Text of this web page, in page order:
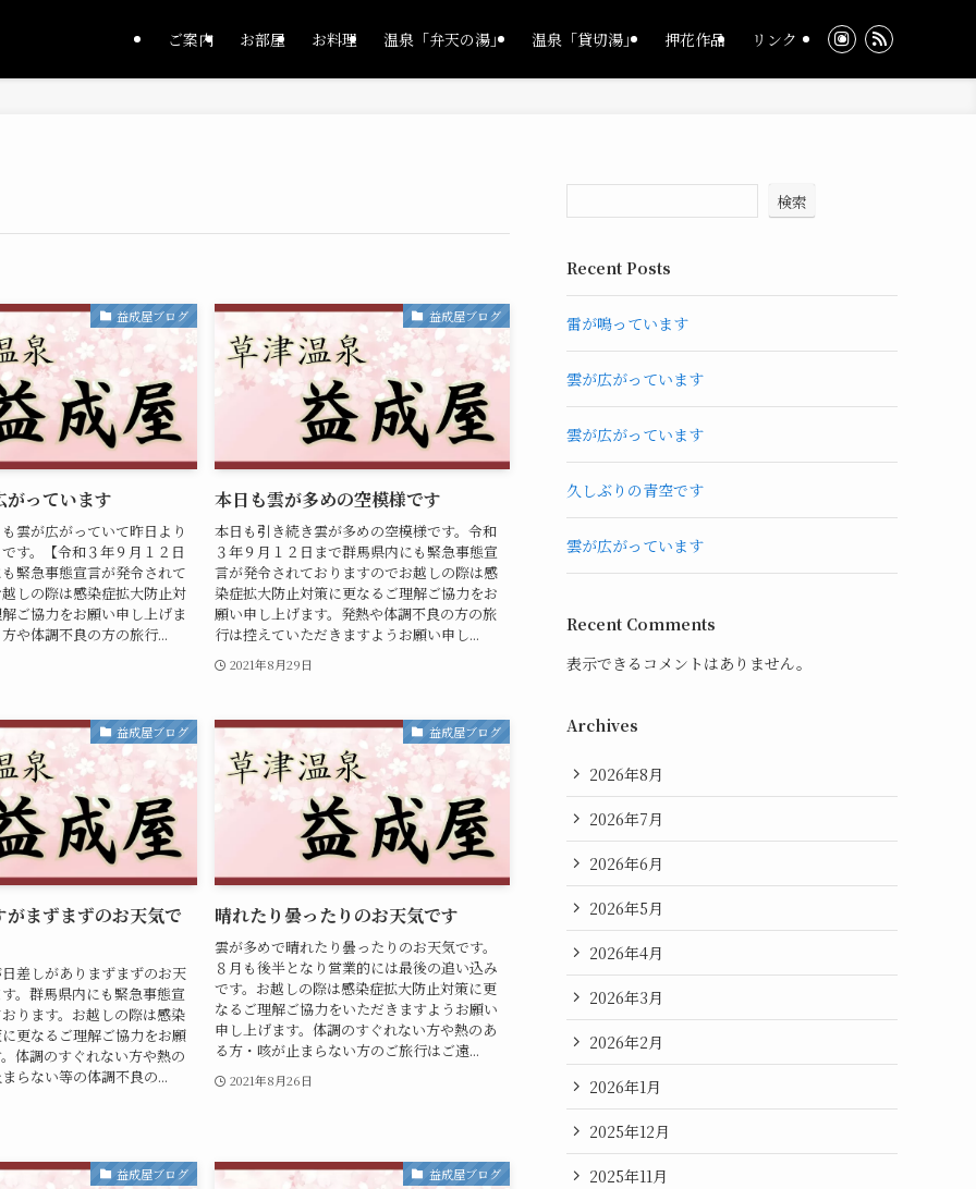
ご案内 お部屋 お料理 温泉「弁天の湯」 温泉「貸切湯」 押花作品 リンク
益成屋ブログ
がっています
雲が広がっていて昨日より
す。【令和３年９月１２日
緊急事態宣言が発令されて
しの際は感染症拡大防止対
ご協力をお願い申し上げま
や体調不良の方の旅行...
益成屋ブログ
本日も雲が多めの空模様です
本日も引き続き雲が多めの空模様です。令和
３年９月１２日まで群馬県内にも緊急事態宣
言が発令されておりますのでお越しの際は感
染症拡大防止対策に更なるご理解ご協力をお
願い申し上げます。発熱や体調不良の方の旅
行は控えていただきますようお願い申し...
2021年8月29日
益成屋ブログ
がまずまずのお天気で
差しがありまずまずのお天
。群馬県内にも緊急事態宣
ります。お越しの際は感染
更なるご理解ご協力をお願
体調のすぐれない方や熱の
らない等の体調不良の...
益成屋ブログ
晴れたり曇ったりのお天気です
雲が多めで晴れたり曇ったりのお天気です。
８月も後半となり営業的には最後の追い込み
です。お越しの際は感染症拡大防止対策に更
なるご理解ご協力をいただきますようお願い
申し上げます。体調のすぐれない方や熱のあ
る方・咳が止まらない方のご旅行はご遠...
2021年8月26日
益成屋ブログ 益成屋ブログ
検索
Recent Posts
雷が鳴っています
雲が広がっています
雲が広がっています
久しぶりの青空です
雲が広がっています
Recent Comments
表示できるコメントはありません。
Archives
2026年8月
2026年7月
2026年6月
2026年5月
2026年4月
2026年3月
2026年2月
2026年1月
2025年12月
2025年11月